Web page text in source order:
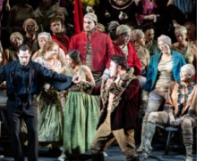
–
K
Ü
N
S
T
L
E